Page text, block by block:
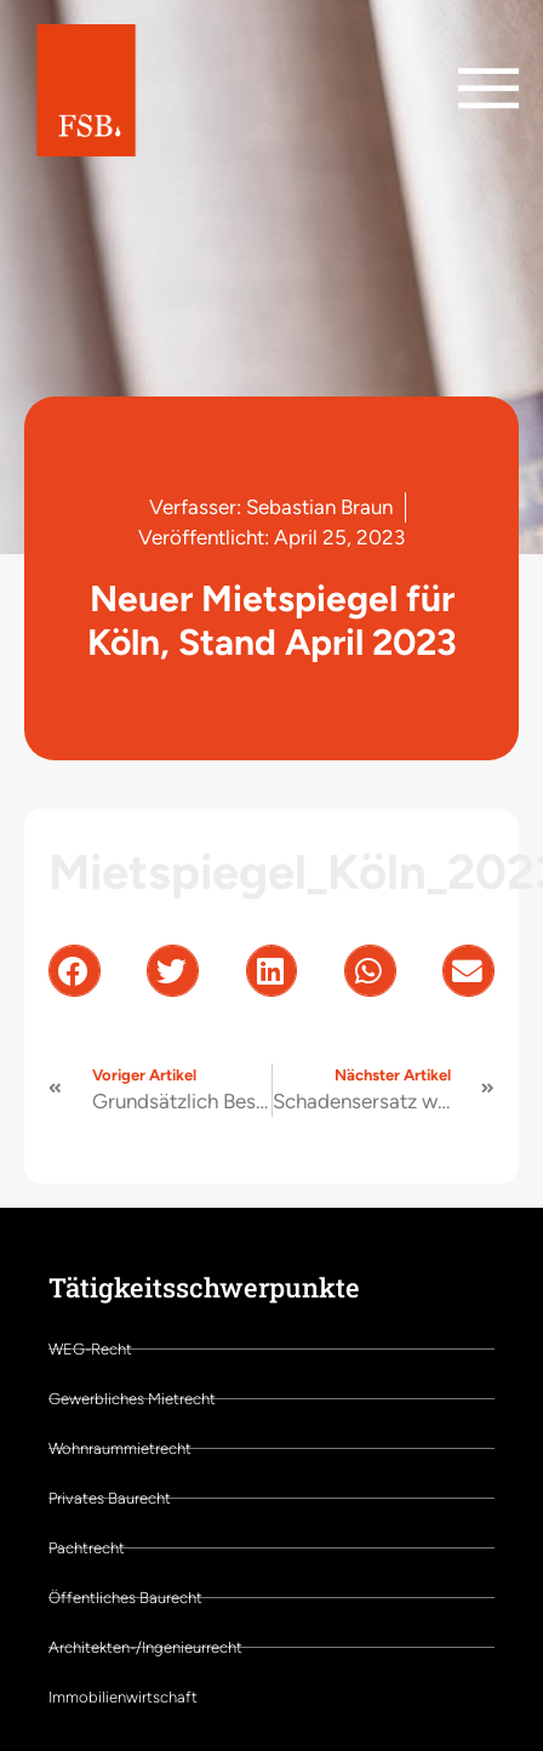
Verfasser: Sebastian Braun
Veröffentlicht: April 25, 2023
Neuer Mietspiegel für
Köln, Stand April 2023
Voriger Artikel
Grundsätzlich Beschlusszwang für alle baulichen Maßnahmen BGH Urteil vom 17.03.2023 = V ZR 140/22
Nächster Artikel
Schadensersatz wegen Baustopps aufgrund einstweiliger Verfügung Urteil des BGH vom 21.04.2023 = V ZR 86/22
Tätigkeitsschwerpunkte
WEG-Recht
Gewerbliches Mietrecht
Wohnraummietrecht
Privates Baurecht
Pachtrecht
Öffentliches Baurecht
Architekten-/Ingenieurrecht
Immobilienwirtschaft